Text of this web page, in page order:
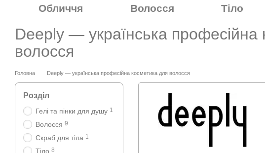
Обличчя Волосся Тіло
Deeply — українська професійна
волосся
Головна Deeply — українська професійна косметика для волосся
Розділ
Гелі та пінки для душу 1
Волосся 9
Скраб для тіла 1
Тіло 8